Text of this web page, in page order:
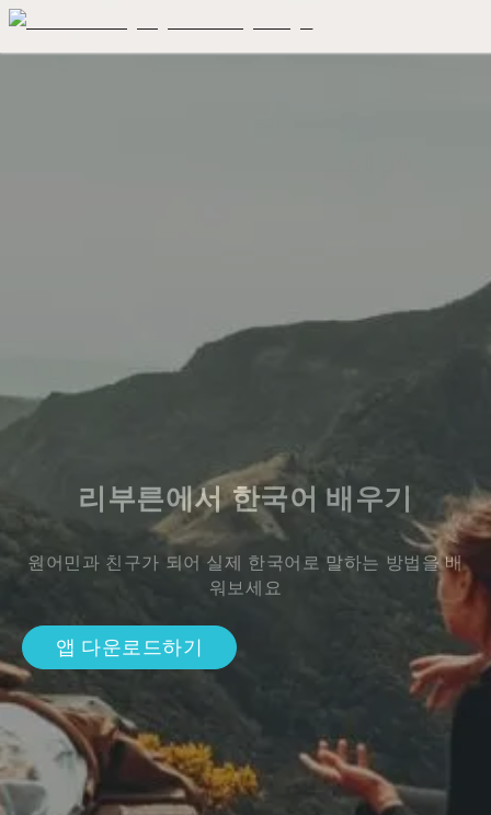
리부른에서 한국어 배우기
원어민과 친구가 되어 실제 한국어로 말하는 방법을 배
워보세요
앱 다운로드하기